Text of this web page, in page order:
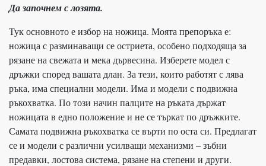
Да започнем с лозята.
Тук основното е избор на ножица. Моята препоръка е:
ножица с разминаващи се остриета, особено подходяща за
рязане на свежата и мека дървесина. Изберете модел с
дръжки според вашата длан. За тези, които работят с лява
ръка, има специални модели. Има и модели с подвижна
ръкохватка. По този начин палците на ръката държат
ножицата в едно положение и не се търкат по дръжките.
Самата подвижна ръкохватка се върти по оста си. Предлагат
се и модели с различни усилващи механизми – зъбни
предавки, лостова система, рязане на степени и други.